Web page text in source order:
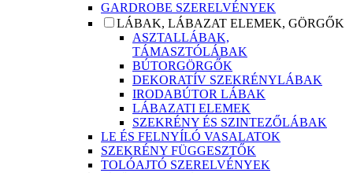
GARDROBE SZERELVÉNYEK
LÁBAK, LÁBAZAT ELEMEK, GÖRGŐK
ASZTALLÁBAK,
TÁMASZTÓLÁBAK
BÚTORGÖRGŐK
DEKORATÍV SZEKRÉNYLÁBAK
IRODABÚTOR LÁBAK
LÁBAZATI ELEMEK
SZEKRÉNY ÉS SZINTEZŐLÁBAK
LE ÉS FELNYÍLÓ VASALATOK
SZEKRÉNY FÜGGESZTŐK
TOLÓAJTÓ SZERELVÉNYEK